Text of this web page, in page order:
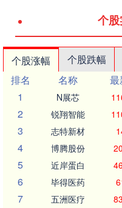
个
个股涨幅 个股跌幅
排名
名称 最
1
N展芯
2 锐翔智能
3 志特新材
4 博腾股份
5 近岸蛋白
6 毕得医药
7 五洲医疗